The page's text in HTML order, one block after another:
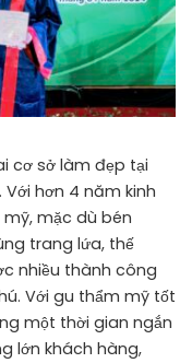
cơ sở làm đẹp tại
Với hơn 4 năm kinh
mặc dù bén
trang lứa, thế
nhiều thành công
Với gu thẩm mỹ tốt
một thời gian ngắn
lớn khách hàng,